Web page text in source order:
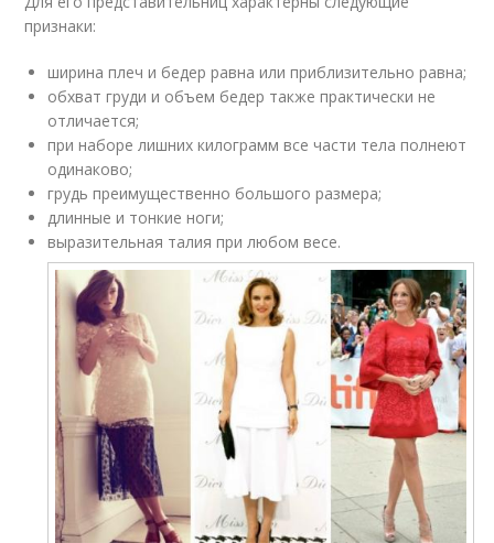
признаки:
ширина плеч и бедер равна или приблизительно равна;
обхват груди и объем бедер также практически не
отличается;
при наборе лишних килограмм все части тела полнеют
одинаково;
грудь преимущественно большого размера;
длинные и тонкие ноги;
выразительная талия при любом весе.